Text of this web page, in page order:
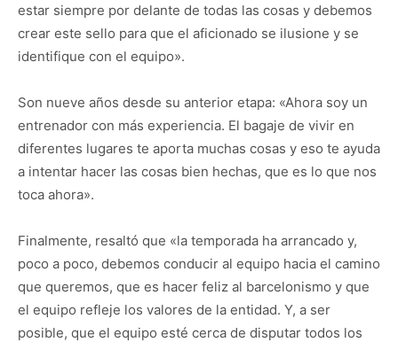
estar siempre por delante de todas las cosas y debemos
crear este sello para que el aficionado se ilusione y se
identifique con el equipo».
Son nueve años desde su anterior etapa: «Ahora soy un
entrenador con más experiencia. El bagaje de vivir en
diferentes lugares te aporta muchas cosas y eso te ayuda
a intentar hacer las cosas bien hechas, que es lo que nos
toca ahora».
Finalmente, resaltó que «la temporada ha arrancado y,
poco a poco, debemos conducir al equipo hacia el camino
que queremos, que es hacer feliz al barcelonismo y que
el equipo refleje los valores de la entidad. Y, a ser
posible, que el equipo esté cerca de disputar todos los